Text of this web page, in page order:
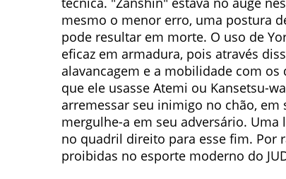
mesmo o menor erro, uma postura
pode resultar em morte. O uso de
eficaz em armadura, pois através
alavancagem e a mobilidade com
que ele usasse Atemi ou Kansetsu-
arremessar seu inimigo no chão, em
mergulhe-a em seu adversário.
no quadril direito para esse fim. Por
proibidas no esporte moderno do